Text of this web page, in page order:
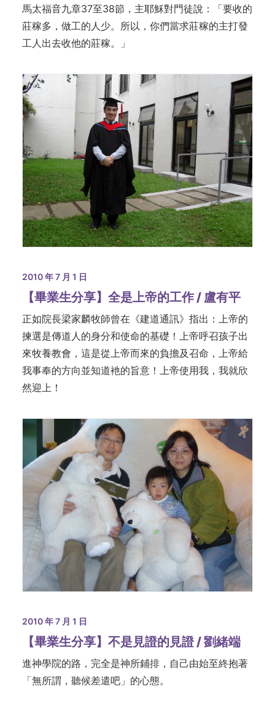
馬太福音九章37至38節，主耶穌對門徒說：「要收的
莊稼多，做工的人少。所以，你們當求莊稼的主打發
工人出去收他的莊稼。」
2010 年 7 月 1 日
【畢業生分享】全是上帝的工作 / 盧有平
正如院長梁家麟牧師曾在《建道通訊》指出：上帝的
揀選是傳道人的身分和使命的基礎！上帝呼召孩子出
來牧養教會，這是從上帝而來的負擔及召命，上帝給
我事奉的方向並知道衪的旨意！上帝使用我，我就欣
然迎上！
2010 年 7 月 1 日
【畢業生分享】不是見證的見證 / 劉緒端
進神學院的路，完全是神所鋪排，自己由始至終抱著
「無所謂，聽候差遣吧」的心態。